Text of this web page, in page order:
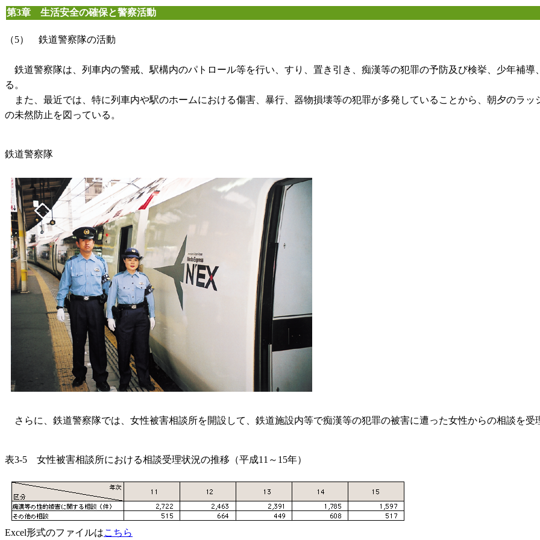
第3章 生活安全の確保と警察活動
（5） 鉄道警察隊の活動
鉄道警察隊は、列車内の警戒、駅構内のパトロール等を行い、すり、置き引き、痴漢等の犯罪の予防及び検挙、少年補
る。
また、最近では、特に列車内や駅のホームにおける傷害、暴行、器物損壊等の犯罪が多発していることから、朝夕のラ
の未然防止を図っている。
鉄道警察隊
さらに、鉄道警察隊では、女性被害相談所を開設して、鉄道施設内等で痴漢等の犯罪の被害に遭った女性からの相談を受
表3-5 女性被害相談所における相談受理状況の推移（平成11～15年）
Excel形式のファイルはこちら